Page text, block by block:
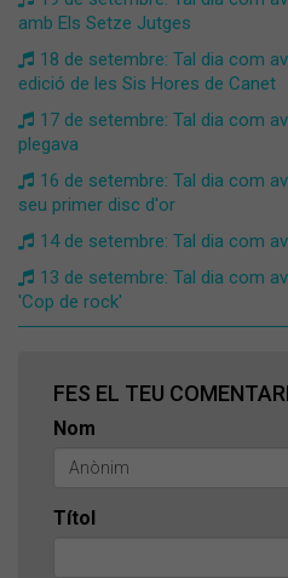
amb Els Setze Jutges
18 de setembre: Tal dia com
edició de les Sis Hores de Canet
17 de setembre: Tal dia com
plegava
16 de setembre: Tal dia com
seu primer disc d'or
14 de setembre: Tal dia com
13 de setembre: Tal dia com
'Cop de rock'
FES EL TEU COMENTARI
Nom
Títol